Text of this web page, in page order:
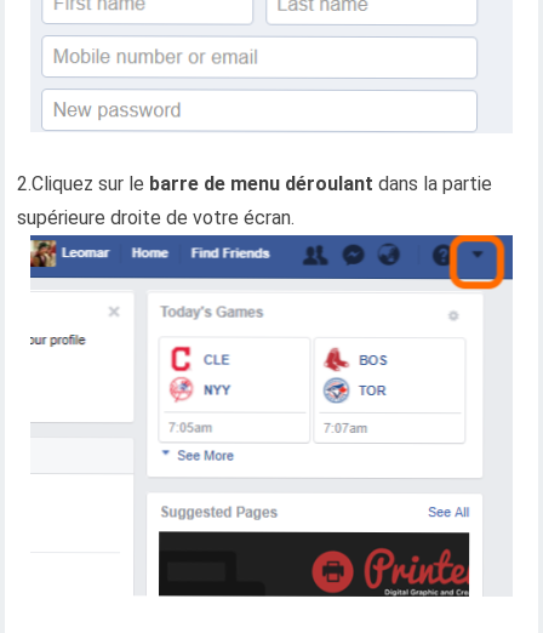
2.Cliquez sur le barre de menu déroulant dans la partie
supérieure droite de votre écran.